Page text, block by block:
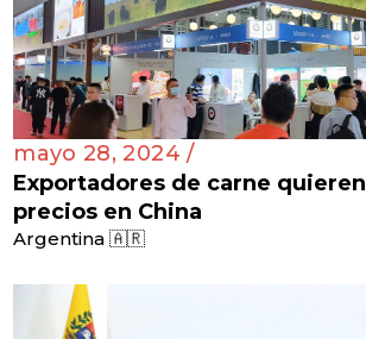
mayo 28, 2024 /
Exportadores de carne
precios en China
Argentina 🇦🇷